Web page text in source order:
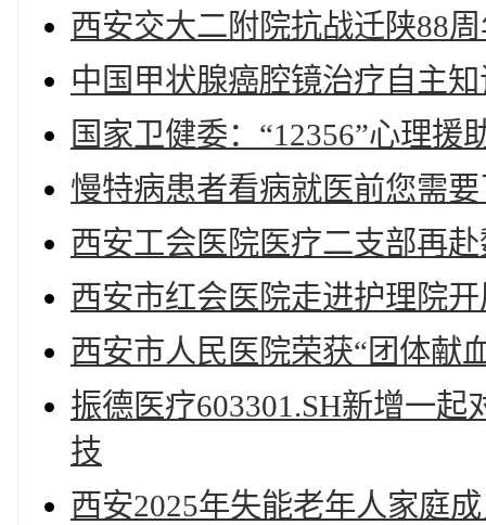
西安交大二附院抗战迁陕88
中国甲状腺癌腔镜治疗自主
国家卫健委：“12356”心理援
慢特病患者看病就医前您需
西安工会医院医疗二支部再
西安市红会医院走进护理院
西安市人民医院荣获“团体献
振德医疗603301.SH新增一
技
西安2025年失能老年人家庭